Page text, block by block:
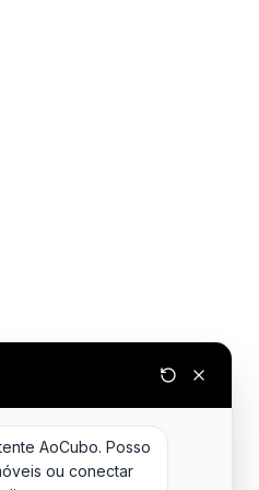
AoCubo. Posso
ou conectar